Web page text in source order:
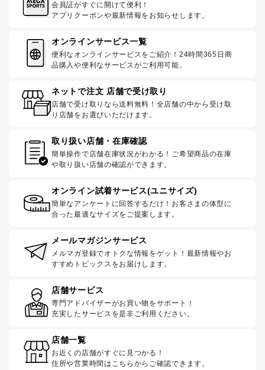
会員証がすぐに開けて便利！
アプリクーポンや最新情報をお知らせします。
オンラインサービス一覧
便利なオンラインサービスをご紹介！24時間365日商
品購入や便利なサービスがご利用可能。
ネットで注文 店舗で受け取り
店舗で受け取りなら送料無料！全店舗の中から受け取
り店舗をお選びいただけます。
取り扱い店舗・在庫確認
簡単操作で店舗在庫状況がわかる！ご希望商品の在庫
や取り扱い店舗の確認ができます。
オンライン試着サービス(ユニサイズ)
簡単なアンケートに回答するだけ！お客さまの体型に
合った最適なサイズをご提案します。
メールマガジンサービス
メルマガ登録でオトクな情報をゲット！最新情報やお
すすめトピックスをお届けします。
店舗サービス
専門アドバイザーがお買い物をサポート！
充実したサービスを是非ご利用ください。
店舗一覧
お近くの店舗がすぐに見つかる！
住所や営業時間はこちらからご確認できます。